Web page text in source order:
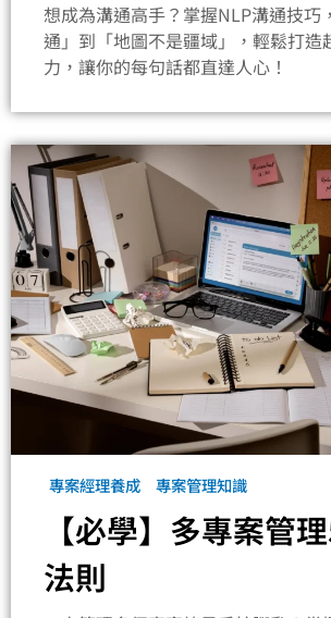
想成為溝通高手？掌握NLP溝通技巧
通」到「地圖不是疆域」，輕鬆打造
力，讓你的每句話都直達人心！
專案經理養成 專案管理知識
【必學】多專案管
法則